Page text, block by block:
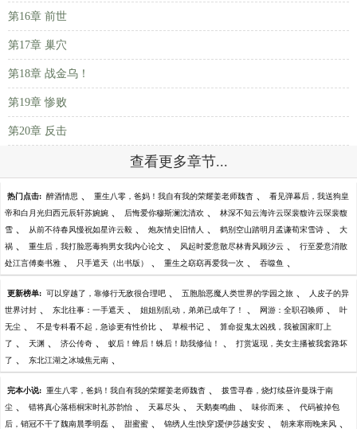
第16章 前世
第17章 巢穴
第18章 战金乌！
第19章 惨败
第20章 反击
查看更多章节...
热门点击: 醉酒情思 、 重生八零，爸妈！我自有我的荣耀姜老师魏杳 、 看见弹幕后，我送狗皇
帝和白月光归西元辰轩苏婉婉 、 后悔爱你穆斯澜沈清欢 、 林深不知云海许云琛裴馥许云琛裴馥
雪 、 从前不待春风慢祝如星许云毅 、 炮灰情史旧情人 、 鹤别空山踏明月孟谦荀宋雪诗 、 大
祸 、 重生后，我打脸恶毒狗男女我内心论文 、 风起时爱意散尽林青风顾汐云 、 行至爱意消散
处江言傅秦书雅 、 只手遮天（出书版） 、 重生之窈窈再爱我一次 、 吞噬鱼 、
更新榜单: 可以穿越了，靠修行无敌很合理吧 、 五胞胎恶魔人类世界的学园之旅 、 人皮子的异
世界讨封 、 东北往事：一手遮天 、 姐姐别乱动，弟弟已成年了！ 、 网游：全职召唤师 、 叶
无尘 、 不是专科看不起，急诊更有性价比 、 草根书记 、 算命捉鬼太凶残，我被国家盯上
了 、 天渊 、 济公传奇 、 蚁后！蜂后！蛛后！助我修仙！ 、 打赏返现，美女主播被我套路坏
了 、 东北江湖之冰城焦元南 、
完本小说: 重生八零，爸妈！我自有我的荣耀姜老师魏杳 、 拨雪寻春，烧灯续昼许曼珠于南
尘 、 错将真心落梧桐宋时礼苏韵怡 、 天幕尽头 、 天鹅奏鸣曲 、 味你而来 、 代码被掉包
后，销冠不干了魏南晨季明磊 、 甜蜜蜜 、 锦绣人生[快穿]爱伊莎越安安 、 朝来寒雨晚来风 、